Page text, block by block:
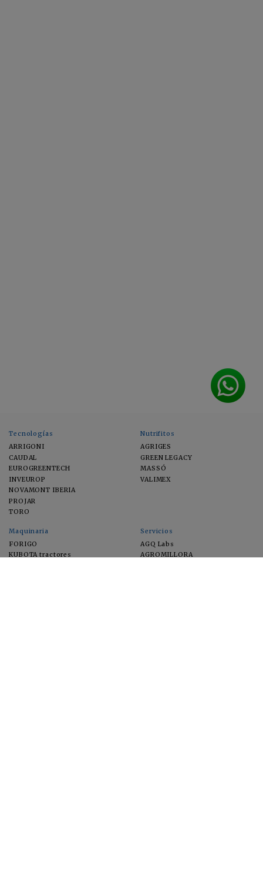
Tecnologías
ARRIGONI
CAUDAL
EUROGREENTECH
INVEUROP
NOVAMONT IBERIA
PROJAR
TORO
Nutrifitos
AGRIGES
GREEN LEGACY
MASSÓ
VALIMEX
Maquinaria
FORIGO
KUBOTA tractores
Servicios
AGQ Labs
AGROMILLORA